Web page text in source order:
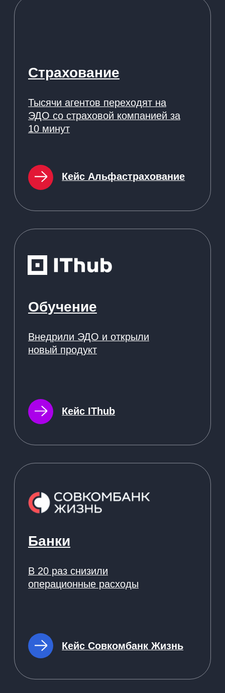
42, стр. 1, эт. 0, пом. 264, рм 4
Компания-резидент:
Интеллектуальная собственность
Пользовательское соглашение
Политика организации в отношении обработки
персональных данных на сайте nopaper.ru
Правовая информация
SLA технической поддержки
Информация о поддерживаемых Nopaper
браузеров и ОС